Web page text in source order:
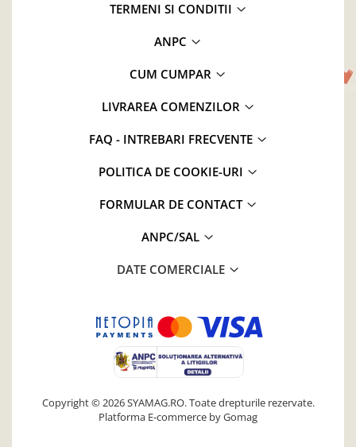
TERMENI SI CONDITII
ANPC
CUM CUMPAR
LIVRAREA COMENZILOR
FAQ - INTREBARI FRECVENTE
POLITICA DE COOKIE-URI
FORMULAR DE CONTACT
ANPC/SAL
DATE COMERCIALE
Copyright © 2026 SYAMAG.RO. Toate drepturile rezervate.
Platforma E-commerce by Gomag